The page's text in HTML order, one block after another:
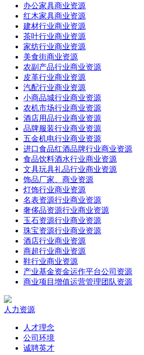
办公家具商业资源
红木家具商业资源
建材行业商业资源
茶叶行业商业资源
家纺行业商业资源
美食街商业资源
农副产品行业商业资源
皮革行业商业资源
汽配行业商业资源
小商品城行业商业资源
农机市场行业商业资源
酒店用品行业商业资源
品牌服装行业商业资源
五金机电行业商业资源
进口食品红酒品牌行业商业资源
食品饮料酒水行业商业资源
文具玩具礼品行业商业资源
饰品厂家、商业资源
灯饰行业商业资源
名表资源行业商业资源
奢侈品资源行业商业资源
玉石资源行业商业资源
珠宝资源行业商业资源
酒店行业商业资源
商超行业商业资源
鞋行业商业资源
产业基金资金运作平台公司资源
商业项目增值运营管理团队资源
人力资源
人才理念
公司环境
诚聘英才